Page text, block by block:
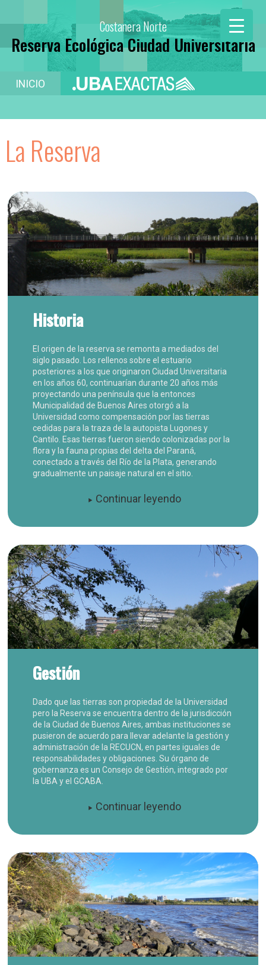
Costanera Norte
Reserva Ecológica Ciudad Universitaria
INICIO
La Reserva
Historia
El origen de la reserva se remonta a mediados del
siglo pasado. Los rellenos sobre el estuario
posteriores a los que originaron Ciudad Universitaria
en los años 60, continuarían durante 20 años más
proyectando una península que la entonces
Municipalidad de Buenos Aires otorgó a la
Universidad como compensación por las tierras
cedidas para la traza de la autopista Lugones y
Cantilo. Esas tierras fueron siendo colonizadas por la
flora y la fauna propias del delta del Paraná,
conectado a través del Río de la Plata, generando
gradualmente un paisaje natural en el sitio.
Continuar leyendo
Gestión
Dado que las tierras son propiedad de la Universidad
pero la Reserva se encuentra dentro de la jurisdicción
de la Ciudad de Buenos Aires, ambas instituciones se
pusieron de acuerdo para llevar adelante la gestión y
administración de la RECUCN, en partes iguales de
responsabilidades y obligaciones. Su órgano de
gobernanza es un Consejo de Gestión, integrado por
la UBA y el GCABA.
Continuar leyendo